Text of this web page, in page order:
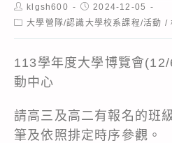
Post
author:
klgsh600
Post
published:
2024-12-05
Post大學營隊/認識大學校系課程/活動 /
113學年度大學博覽會
動中心
請高三及高二有報名的班
筆及依照排定時序參觀。